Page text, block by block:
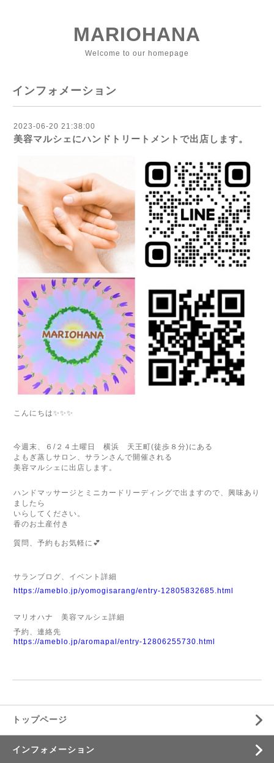
MARIOHANA
Welcome to our homepage
インフォメーション
2023-06-20 21:38:00
美容マルシェにハンドトリートメントで出店します。
こんにちは✨✨✨
今週末、６/２４土曜日 横浜 天王町(徒歩８分)にある
よもぎ蒸しサロン、サランさんで開催される
美容マルシェに出店します。
ハンドマッサージとミニカードリーディングで出ますので、興味あり
ましたら
いらしてください。
香のお土産付き
質問、予約もお気軽に 💕
サランブログ、イベント詳細
https://ameblo.jp/yomogisarang/entry-12805832685.html
マリオハナ 美容マルシェ詳細
予約、連絡先
https://ameblo.jp/aromapal/entry-12806255730.html
トップページ
インフォメーション